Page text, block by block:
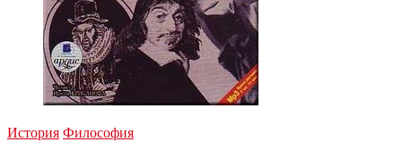
История Философия